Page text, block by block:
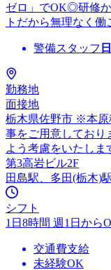
ゼロ」でOK◎研修
トだから無理なく働
警備スタッフ
勤務地
面接地
栃木県佐野市 ※本原
事をご用意しており
よう考慮をいたしま
第3高岩ビル2F
田島駅、多田(栃木)
シフト
1日8時間 週1日から
交通費支給
未経験OK